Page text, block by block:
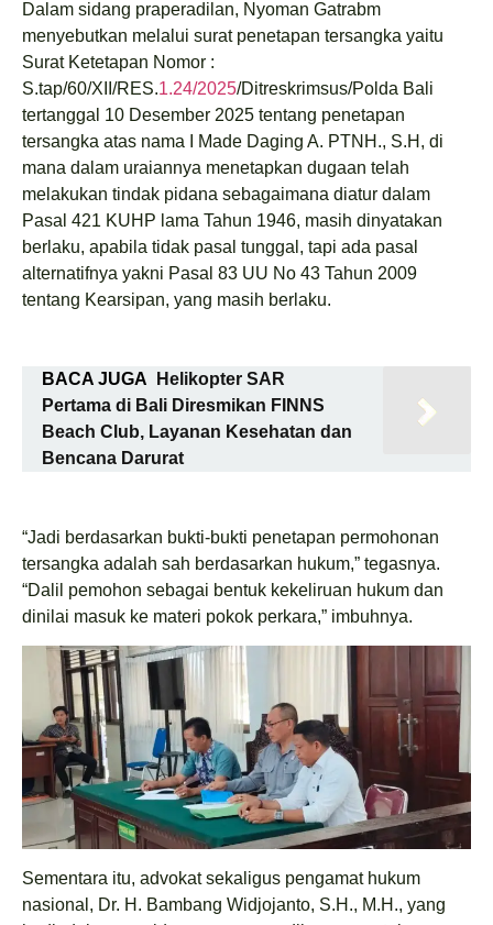
Dalam sidang praperadilan, Nyoman Gatrabm
menyebutkan melalui surat penetapan tersangka yaitu
Surat Ketetapan Nomor :
S.tap/60/XII/RES.1.24/2025/Ditreskrimsus/Polda Bali
tertanggal 10 Desember 2025 tentang penetapan
tersangka atas nama I Made Daging A. PTNH., S.H, di
mana dalam uraiannya menetapkan dugaan telah
melakukan tindak pidana sebagaimana diatur dalam
Pasal 421 KUHP lama Tahun 1946, masih dinyatakan
berlaku, apabila tidak pasal tunggal, tapi ada pasal
alternatifnya yakni Pasal 83 UU No 43 Tahun 2009
tentang Kearsipan, yang masih berlaku.
BACA JUGA
Helikopter SAR
Pertama di Bali Diresmikan FINNS
Beach Club, Layanan Kesehatan dan
Bencana Darurat
“Jadi berdasarkan bukti-bukti penetapan permohonan
tersangka adalah sah berdasarkan hukum,” tegasnya.
“Dalil pemohon sebagai bentuk kekeliruan hukum dan
dinilai masuk ke materi pokok perkara,” imbuhnya.
Sementara itu, advokat sekaligus pengamat hukum
nasional, Dr. H. Bambang Widjojanto, S.H., M.H., yang